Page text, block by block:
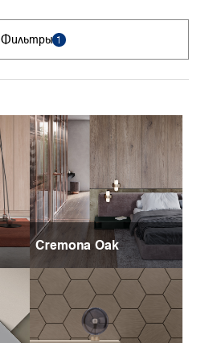
Фильтры 1
Cremona Oak